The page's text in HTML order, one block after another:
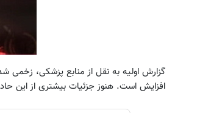
افزایش است. هنوز جزئیات بیشتری از این